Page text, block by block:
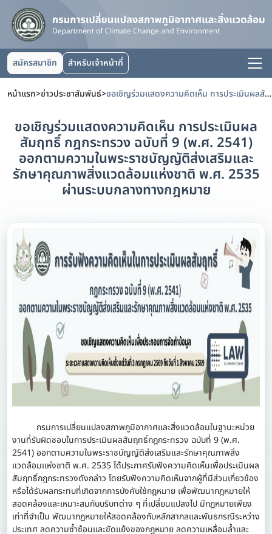
สมัครสมาชิก สำหรับเจ้าหน้าที่
หน้าแรก>ข่าวประชาสัมพันธ์> ขอเชิญร่วมแสดงความคิดเห็น การประเมินผลสัมฤทธิ์ กฎกระทรวง ฉบับที่ 9 (พ.ศ. 2541) ออกตามความในพระราชบัญญัติส่งเสริมและรักษาคุณภาพสิ่งแวดล้อมแห่งชาติ พ.ศ. 2535 ผ่านระบบกลางทางกฎหมาย
ขอเชิญร่วมแสดงความคิดเห็น การประเมินผล
สัมฤทธิ์ กฎกระทรวง ฉบับที่ 9 (พ.ศ. 2541)
ออกตามความในพระราชบัญญัติส่งเสริมและ
รักษาคุณภาพสิ่งแวดล้อมแห่งชาติ พ.ศ. 2535
ผ่านระบบกลางทางกฎหมาย
กรมการเปลี่ยนแปลงสภาพภูมิอากาศและสิ่งแวดล้อมในฐานะหน่วย
งานที่รับผิดชอบในการประเมินผลสัมฤทธิ์กฎกระทรวง ฉบับที่ 9 (พ.ศ.
2541) ออกตามความในพระราชบัญญัติส่งเสริมและรักษาคุณภาพสิ่ง
แวดล้อมแห่งชาติ พ.ศ. 2535 ได้ประกาศรับฟังความคิดเห็นเพื่อประเมินผล
สัมฤทธิ์กฎกระทรวงดังกล่าว โดยรับฟังความคิดเห็นจากผู้ที่มีส่วนเกี่ยวข้อง
หรือได้รับผลกระทบที่เกิดจากการบังคับใช้กฎหมาย เพื่อพัฒนากฎหมายให้
สอดคล้องและเหมาะสมกับบริบทต่าง ๆ ที่เปลี่ยนแปลงไป มีกฎหมายเพียง
เท่าที่จำเป็น พัฒนากฎหมายให้สอดคล้องกับหลักสากลและพันธกรณีระหว่าง
ประเทศ ลดความซ้ำซ้อนและขัดแย้งของกฎหมาย ลดความเหลื่อมล้ำและ